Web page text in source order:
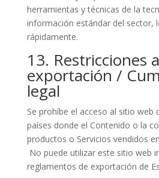
herramientas y técnicas de la
información estándar del sector,
rápidamente.
13. Restricciones
exportación /
legal
Se prohíbe el acceso al sitio web
países donde el Contenido o la
productos o Servicios vendidos
No puede utilizar este sitio web
reglamentos de exportación de